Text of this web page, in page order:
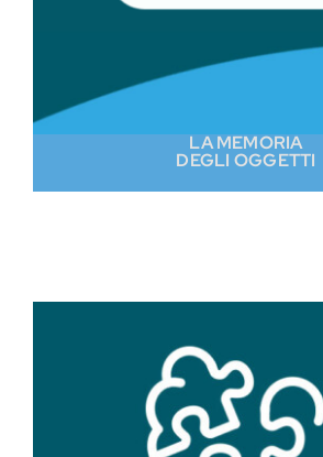
LA MEMORIA
DEGLI OGGETTI